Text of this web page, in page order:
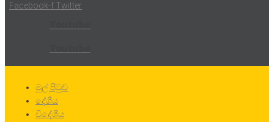
Facebook-f Twitter
මුල් පිටුව
දේශීය
විදේශීය